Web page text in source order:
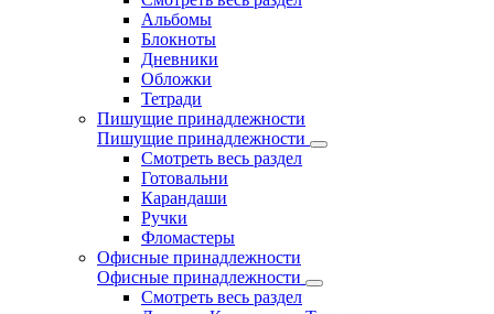
Альбомы
Блокноты
Дневники
Обложки
Тетради
Пишущие принадлежности
Пишущие принадлежности
Смотреть весь раздел
Готовальни
Карандаши
Ручки
Фломастеры
Офисные принадлежности
Офисные принадлежности
Смотреть весь раздел